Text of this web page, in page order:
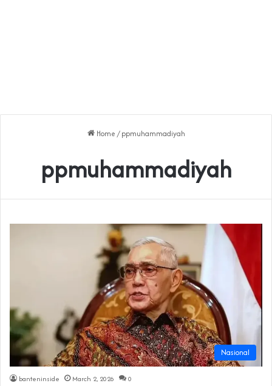
Home / ppmuhammadiyah
ppmuhammadiyah
Nasional
banteninside March 2, 2026 0